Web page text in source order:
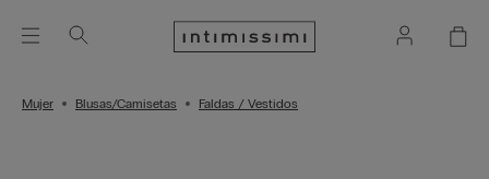
Mujer Blusas/Camisetas Faldas / Vestidos